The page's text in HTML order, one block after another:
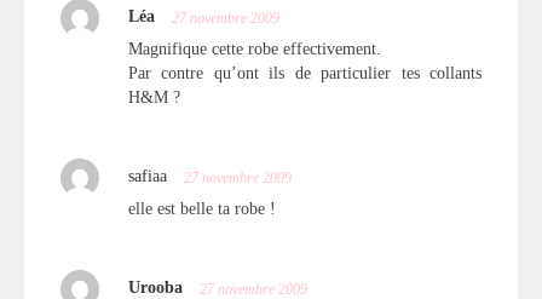
Léa 27 novembre 2009
Magnifique cette robe effectivement.
Par contre qu’ont ils de particulier tes collants
H&M ?
safiaa 27 novembre 2009
elle est belle ta robe !
Urooba 27 novembre 2009